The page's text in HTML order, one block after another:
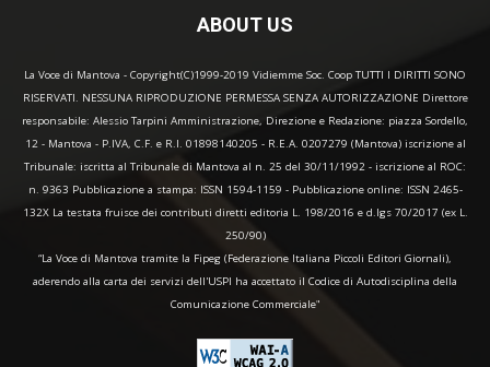
ABOUT US
La Voce di Mantova - Copyright(C)1999-2019 Vidiemme Soc. Coop TUTTI I DIRITTI SONO
RISERVATI. NESSUNA RIPRODUZIONE PERMESSA SENZA AUTORIZZAZIONE Direttore
responsabile: Alessio Tarpini Amministrazione, Direzione e Redazione: piazza Sordello,
12 - Mantova - P.IVA, C.F. e R.I. 01898140205 - R.E.A. 0207279 (Mantova) iscrizione al
Tribunale: iscritta al Tribunale di Mantova al n. 25 del 30/11/1992 - iscrizione al ROC:
n. 9363 Pubblicazione a stampa: ISSN 1594-1159 - Pubblicazione online: ISSN 2465-
132X La testata fruisce dei contributi diretti editoria L. 198/2016 e d.lgs 70/2017 (ex L.
250/90)
“La Voce di Mantova tramite la Fipeg (Federazione Italiana Piccoli Editori Giornali),
aderendo alla carta dei servizi dell'USPI ha accettato il Codice di Autodisciplina della
Comunicazione Commerciale"